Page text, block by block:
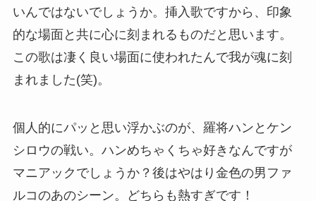
いんではないでしょうか。挿入歌ですから、印象
的な場面と共に心に刻まれるものだと思います。
この歌は凄く良い場面に使われたんで我が魂に刻
まれました(笑)。
個人的にパッと思い浮かぶのが、羅将ハンとケン
シロウの戦い。ハンめちゃくちゃ好きなんですが
マニアックでしょうか？後はやはり金色の男ファ
ルコのあのシーン。どちらも熱すぎです！